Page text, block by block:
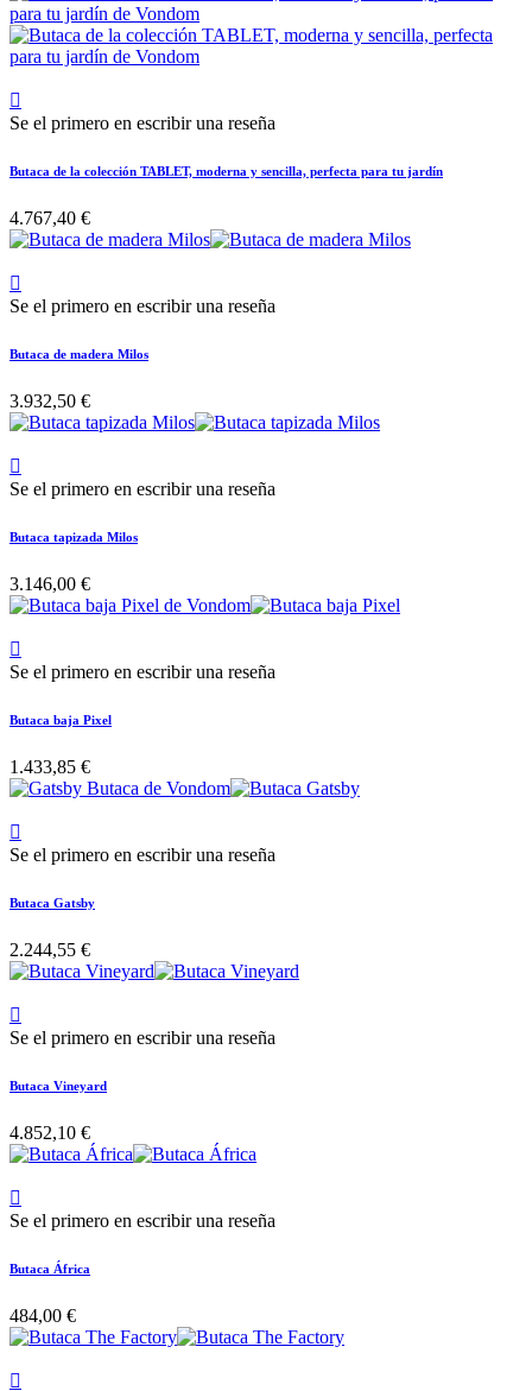

Se el primero en escribir una reseña
Butaca de la colección TABLET, moderna y sencilla, perfecta para tu jardín
4.767,40 €

Se el primero en escribir una reseña
Butaca de madera Milos
3.932,50 €

Se el primero en escribir una reseña
Butaca tapizada Milos
3.146,00 €

Se el primero en escribir una reseña
Butaca baja Pixel
1.433,85 €

Se el primero en escribir una reseña
Butaca Gatsby
2.244,55 €

Se el primero en escribir una reseña
Butaca Vineyard
4.852,10 €

Se el primero en escribir una reseña
Butaca África
484,00 €
